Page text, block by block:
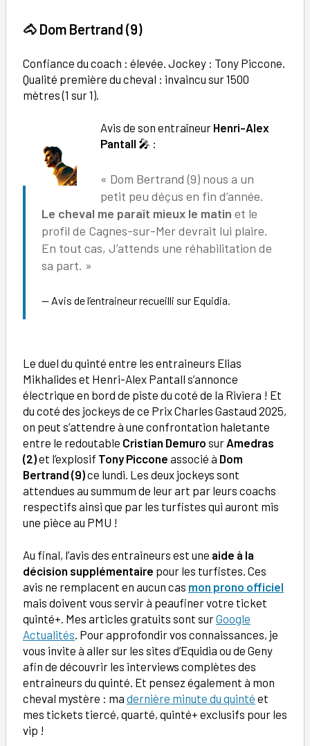
🐴 Dom Bertrand (9)
Confiance du coach : élevée. Jockey : Tony Piccone.
Qualité première du cheval : invaincu sur 1500
mètres (1 sur 1).
Avis de son entraîneur Henri-Alex
Pantall 🎤 :
« Dom Bertrand (9) nous a un
petit peu déçus en fin d’année.
Le cheval me paraît mieux le matin et le
profil de Cagnes-sur-Mer devrait lui plaire.
En tout cas, J’attends une réhabilitation de
sa part. »
Avis de l’entraineur recueilli sur Equidia.
Le duel du quinté entre les entraineurs Elias
Mikhalides et Henri-Alex Pantall s’annonce
électrique en bord de piste du coté de la Riviera ! Et
du coté des jockeys de ce Prix Charles Gastaud 2025,
on peut s’attendre à une confrontation haletante
entre le redoutable Cristian Demuro sur Amedras
(2)et l’explosif Tony Piccone associé à Dom
Bertrand (9)ce lundi. Les deux jockeys sont
attendues au summum de leur art par leurs coachs
respectifs ainsi que par les turfistes qui auront mis
une pièce au PMU !
Au final, l’avis des entraineurs est une aide à la
décision supplémentaire pour les turfistes. Ces
avis ne remplacent en aucun cas mon prono officiel
mais doivent vous servir à peaufiner votre ticket
quinté+. Mes articles gratuits sont surGoogle
Actualités. Pour approfondir vos connaissances, je
vous invite à aller sur les sites d’Equidia ou de Geny
afin de découvrir les interviews complètes des
entraineurs du quinté. Et pensez également à mon
cheval mystère : ma dernière minute du quinté et
mes tickets tiercé, quarté, quinté+ exclusifs pour les
vip !